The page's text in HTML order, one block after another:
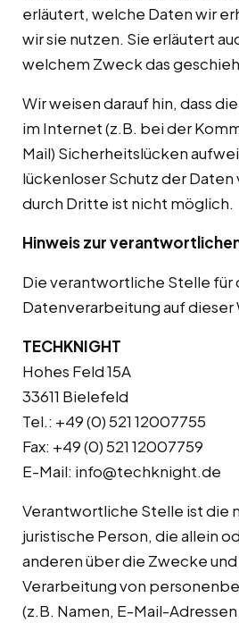
erläutert, welche Daten wir
wir sie nutzen. Sie erläutert
welchem Zweck das
Wir weisen darauf hin, dass
im Internet (z.B. bei der
Mail) Sicherheitslücken
lückenloser Schutz der
durch Dritte ist nicht möglich.
Hinweis zur
Die verantwortliche Stelle für
Datenverarbeitung auf dieser
TECHKNIGHT
Hohes Feld 15A
33611 Bielefeld
Tel.: +49 (0) 521 12007755
Fax: +49 (0) 521 12007759
E-Mail: info@techknight.de
Verantwortliche Stelle ist die
juristische Person, die allein
anderen über die Zwecke
Verarbeitung von
(z.B. Namen, E-Mail-